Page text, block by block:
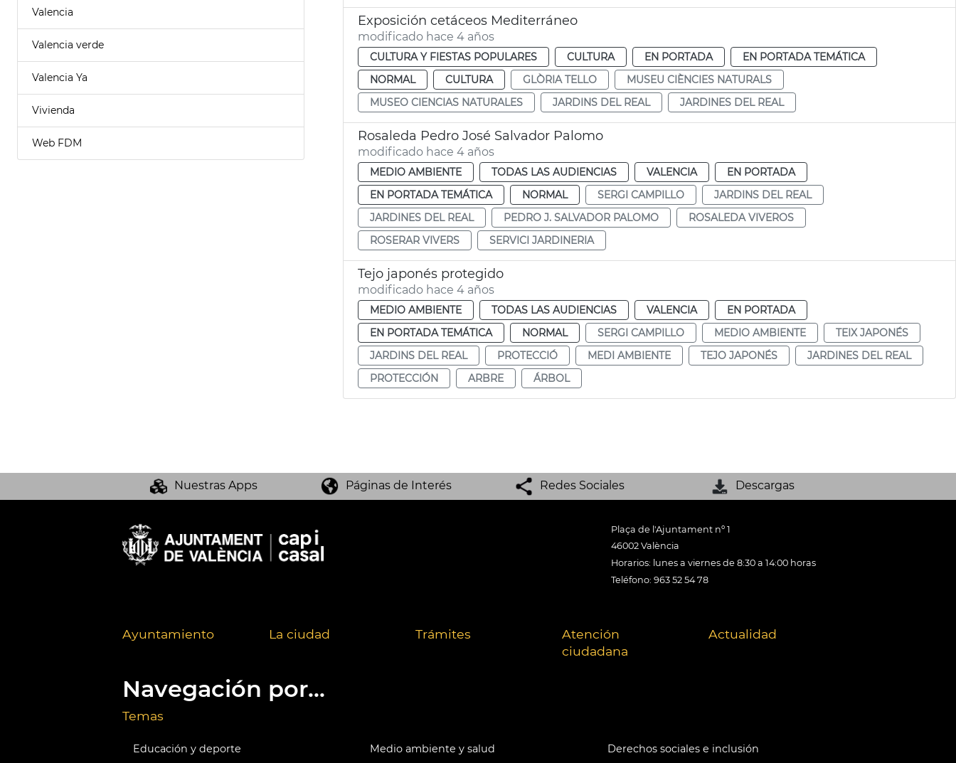
Valencia
Valencia verde
Valencia Ya
Vivienda
Web FDM
Exposición cetáceos Mediterráneo
modificado hace 4 años
CULTURA Y FIESTAS POPULARES CULTURA EN PORTADA
EN PORTADA TEMÁTICA
NORMAL
CULTURA GLÒRIA TELLO
MUSEU CIÈNCIES NATURALS
MUSEO CIENCIAS NATURALES
JARDINS DEL REAL JARDINES DEL REAL
Rosaleda Pedro José Salvador Palomo
modificado hace 4 años
MEDIO AMBIENTE TODAS LAS AUDIENCIAS VALENCIA
EN PORTADA
EN PORTADA TEMÁTICA
NORMAL SERGI CAMPILLO
JARDINS DEL REAL
JARDINES DEL REAL
PEDRO J. SALVADOR PALOMO
ROSALEDA VIVEROS
ROSERAR VIVERS
SERVICI JARDINERIA
Tejo japonés protegido
modificado hace 4 años
MEDIO AMBIENTE TODAS LAS AUDIENCIAS VALENCIA
EN PORTADA
EN PORTADA TEMÁTICA
NORMAL SERGI CAMPILLO MEDIO AMBIENTE
TEIX JAPONÉS
JARDINS DEL REAL
PROTECCIÓ MEDI AMBIENTE TEJO JAPONÉS
JARDINES DEL REAL
PROTECCIÓN
ARBRE ÁRBOL
Nuestras Apps Páginas de Interés Redes Sociales Descargas
Plaça de l'Ajuntament nº 1
46002 València
Horarios: lunes a viernes de 8:30 a 14:00 horas
Teléfono: 963 52 54 78
Ayuntamiento La ciudad Trámites
Atención
ciudadana
Actualidad
Navegación por...
Temas
Educación y deporte Medio ambiente y salud Derechos sociales e inclusión